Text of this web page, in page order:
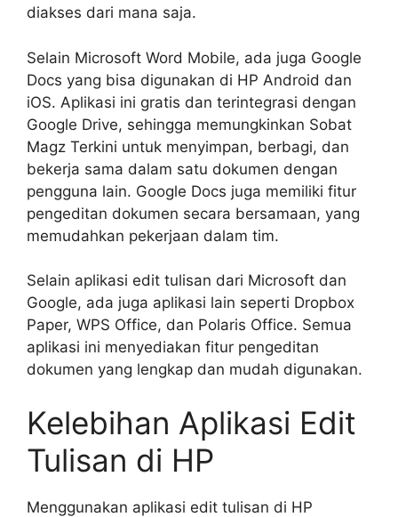
diakses dari mana saja.
Selain Microsoft Word Mobile, ada juga Google
Docs yang bisa digunakan di HP Android dan
iOS. Aplikasi ini gratis dan terintegrasi dengan
Google Drive, sehingga memungkinkan Sobat
Magz Terkini untuk menyimpan, berbagi, dan
bekerja sama dalam satu dokumen dengan
pengguna lain. Google Docs juga memiliki fitur
pengeditan dokumen secara bersamaan, yang
memudahkan pekerjaan dalam tim.
Selain aplikasi edit tulisan dari Microsoft dan
Google, ada juga aplikasi lain seperti Dropbox
Paper, WPS Office, dan Polaris Office. Semua
aplikasi ini menyediakan fitur pengeditan
dokumen yang lengkap dan mudah digunakan.
Kelebihan Aplikasi Edit
Tulisan di HP
Menggunakan aplikasi edit tulisan di HP